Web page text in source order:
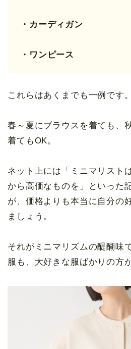
・カーディガン
・ワンピース
これらはあくまでも一例です。
春～夏にブラウスを着ても、
着てもOK。
ネット上には「ミニマリスト
から高価なものを」といった
が、価格よりも本当に自分の
ましょう。
それがミニマリズムの醍醐味
服も、大好きな服ばかりの方